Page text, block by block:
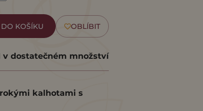
KOŠÍKU OBLÍBIT
v dostatečném množství
kalhotami s